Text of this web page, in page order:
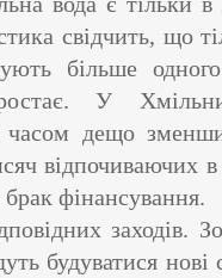
свідчить, що
більше
У
часом дещо
відпочиваючих в
фінансування.
заходів.
будуватися нові